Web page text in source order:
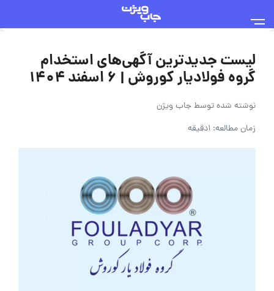
لیست جدیدترین آگهی‌های استخدام
گروه فولادیار کوروش | ۶ اسفند ۱۴۰۴
نوشته شده توسطجاب ویژن
زمان مطالعه: 1دقیقه